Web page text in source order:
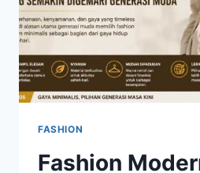
FASHION
Fashion